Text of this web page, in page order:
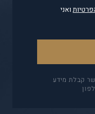
ואני
קבלת מידע